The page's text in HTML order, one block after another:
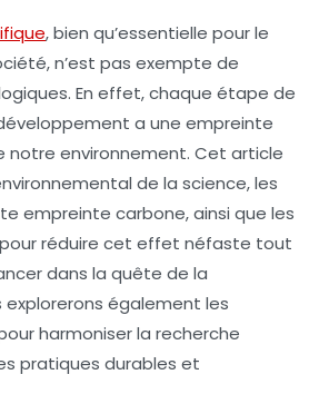
, bien qu’essentielle pour le
n’est pas exempte de
En effet, chaque étape de
a une empreinte
environnement. Cet article
de la science, les
empreinte carbone, ainsi que les
réduire cet effet néfaste tout
dans la quête de la
explorerons également les
harmoniser la recherche
pratiques durables et